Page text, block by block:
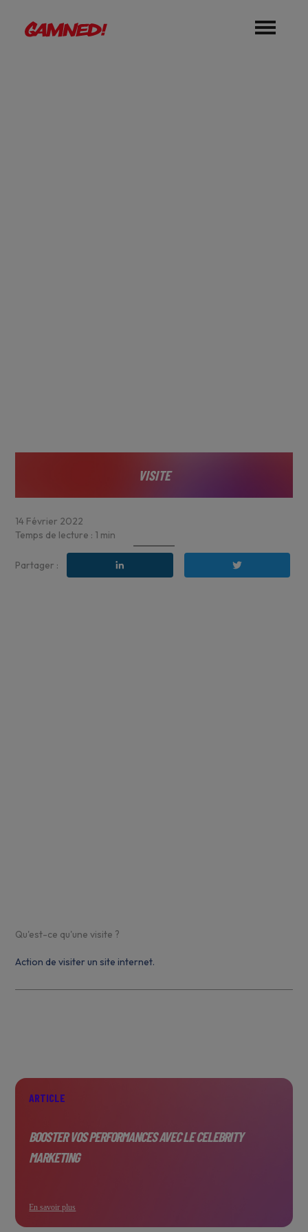
VISITE
14 Février 2022
Temps de lecture : 1 min
Partager :
Qu'est-ce qu'une visite ?
Action de visiter un site internet.
ARTICLE
BOOSTER VOS PERFORMANCES AVEC LE CELEBRITY
MARKETING
En savoir plus